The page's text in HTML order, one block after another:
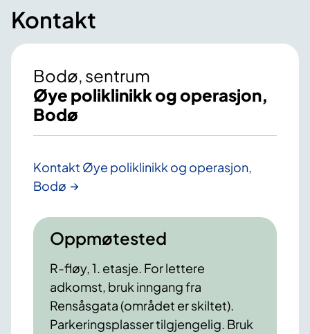
Kontakt
Bodø, sentrum
Øye poliklinikk og operasjon,
Bodø
Kontakt Øye poliklinikk og operasjon,
Bodø
Oppmøtested
R-fløy, 1. etasje. For lettere
adkomst, bruk inngang fra
Rensåsgata (området er skiltet).
Parkeringsplasser tilgjengelig. Bruk